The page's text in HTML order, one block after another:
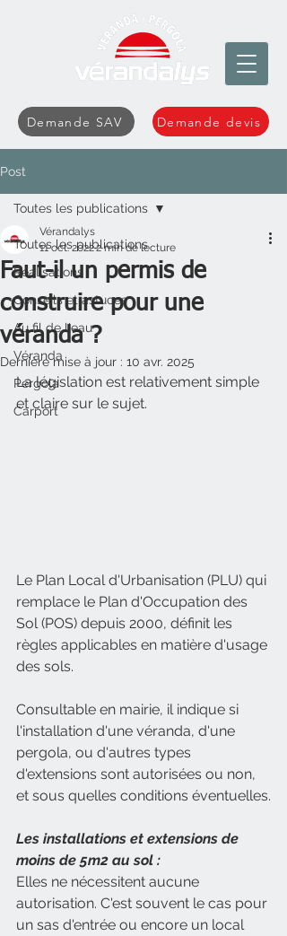
Demande SAV Demande devis
Post
Toutes les publications
Réalisations
Conseils et astuces
Au fil de l'eau
Véranda
Pergola
Carport
Toutes les publications
Faut-il un permis de
construire pour une
véranda ?
Vérandalys
11 oct. 20222 min de lecture
Dernière mise à jour : 10 avr. 2025
La législation est relativement simple
et claire sur le sujet.
Le Plan Local d'Urbanisation (PLU) qui
remplace le Plan d'Occupation des
Sol (POS) depuis 2000, définit les
règles applicables en matière d'usage
des sols.
Consultable en mairie, il indique si
l'installation d'une véranda, d'une
pergola, ou d'autres types
d'extensions sont autorisées ou non,
et sous quelles conditions éventuelles.
Les installations et extensions de
moins de 5m2 au sol :
Elles ne nécessitent aucune
autorisation. C'est souvent le cas pour
un sas d'entrée ou encore un local